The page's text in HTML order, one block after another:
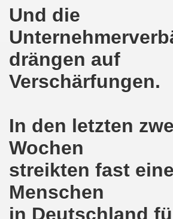
Und die
drängen auf
Verschärfungen.
In den letzten
Wochen
streikten fast
Menschen
in Deutschland
am 19.03.2020 zur Corona-
mahnt am 09.03.2020
Kampf (offener Brief von Frank
Bewegung ruft auf am
wird zum Tag X aufrufen
Bewegung am 14.10.2019 mit